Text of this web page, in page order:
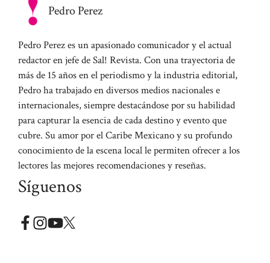
Pedro Perez
Pedro Perez es un apasionado comunicador y el actual
redactor en jefe de Sal! Revista. Con una trayectoria de
más de 15 años en el periodismo y la industria editorial,
Pedro ha trabajado en diversos medios nacionales e
internacionales, siempre destacándose por su habilidad
para capturar la esencia de cada destino y evento que
cubre. Su amor por el Caribe Mexicano y su profundo
conocimiento de la escena local le permiten ofrecer a los
lectores las mejores recomendaciones y reseñas.
Síguenos